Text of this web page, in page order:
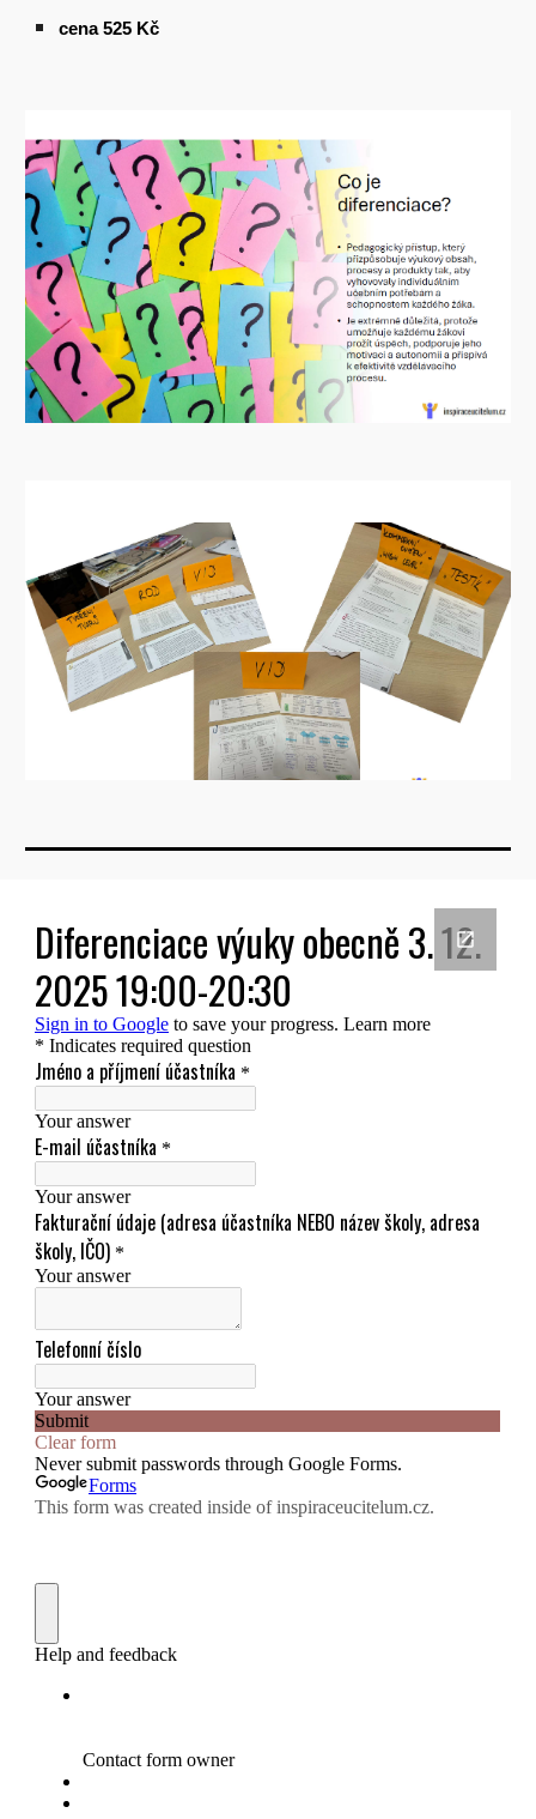
cena 525 Kč